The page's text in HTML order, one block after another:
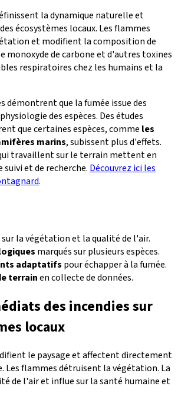
la dynamique naturelle et
écosystèmes locaux. Les flammes
et modifient la composition de
monoxyde de carbone et d'autres toxines
respiratoires chez les humains et la
démontrent que la fumée issue des
des espèces. Des études
que certaines espèces, comme les
marins, subissent plus d'effets.
travaillent sur le terrain mettent en
suivi et de recherche. Découvrez ici les
.
sur la végétation et la qualité de l'air.
marqués sur plusieurs espèces.
adaptatifs pour échapper à la fumée.
terrainen collecte de données.
des incendies sur
locaux
le paysage et affectent directement
Les flammes détruisent la végétation. La
de l'air et influe sur la santé humaine et